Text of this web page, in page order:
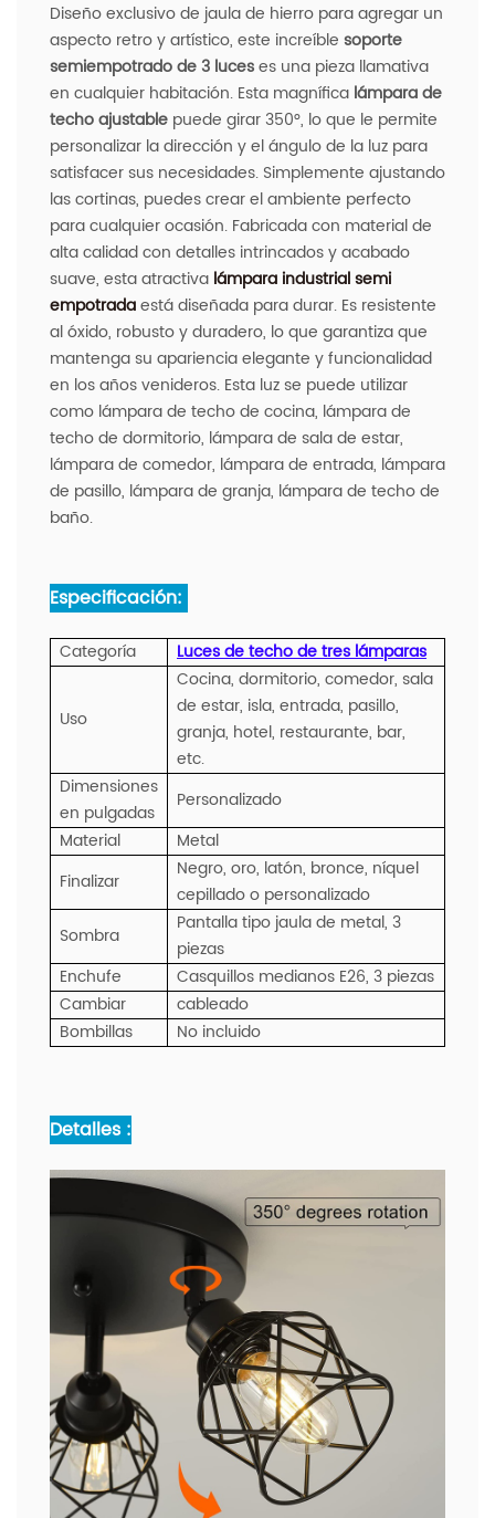
Diseño exclusivo de jaula de hierro para agregar un
aspecto retro y artístico, este increíble soporte
semiempotrado de 3 luceses una pieza llamativa
en cualquier habitación. Esta magnífica lámpara de
techo ajustable puede girar 350°, lo que le permite
personalizar la dirección y el ángulo de la luz para
satisfacer sus necesidades. Simplemente ajustando
las cortinas, puedes crear el ambiente perfecto
para cualquier ocasión. Fabricada con material de
alta calidad con detalles intrincados y acabado
suave, esta atractiva lámpara industrial semi
empotradaestá diseñada para durar. Es resistente
al óxido, robusto y duradero, lo que garantiza que
mantenga su apariencia elegante y funcionalidad
en los años venideros. Esta luz se puede utilizar
como lámpara de techo de cocina, lámpara de
techo de dormitorio, lámpara de sala de estar,
lámpara de comedor, lámpara de entrada, lámpara
de pasillo, lámpara de granja, lámpara de techo de
baño.
Especificación:
Categoría Luces de techo de tres lámparas
Uso
Cocina, dormitorio, comedor, sala
de estar, isla, entrada, pasillo,
granja, hotel, restaurante, bar,
etc.
Dimensiones
en pulgadas
Personalizado
Material
Metal
Finalizar
Negro, oro, latón, bronce, níquel
cepillado o personalizado
Sombra
Pantalla tipo jaula de metal, 3
piezas
Enchufe
Casquillos medianos E26, 3 piezas
Cambiar
cableado
Bombillas
No incluido
Detalles :